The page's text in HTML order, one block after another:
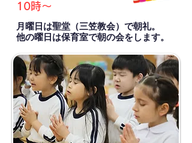
10時〜
月曜日は聖堂（三笠教会）で朝礼。
​他の曜日は保育室で朝の会をします。